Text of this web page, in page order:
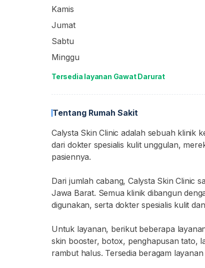
Kamis
Jumat
Sabtu
Minggu
Tersedia layanan Gawat Darurat
Tentang Rumah Sakit
Calysta Skin Clinic adalah sebuah klinik
dari dokter spesialis kulit unggulan,
pasiennya.
Dari jumlah cabang, Calysta Skin Clinic
Jawa Barat. Semua klinik dibangun
digunakan, serta dokter spesialis kulit
Untuk layanan, berikut beberapa
skin booster, botox, penghapusan tato,
rambut halus. Tersedia beragam